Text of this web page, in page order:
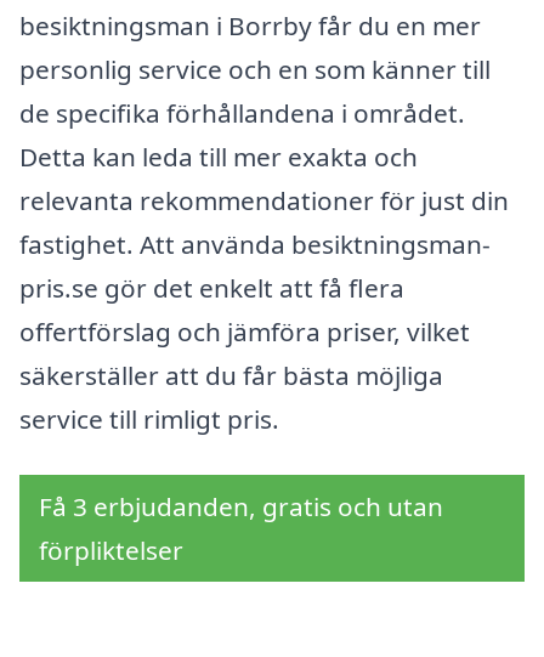
besiktningsman i Borrby får du en mer
personlig service och en som känner till
de specifika förhållandena i området.
Detta kan leda till mer exakta och
relevanta rekommendationer för just din
fastighet. Att använda besiktningsman-
pris.se gör det enkelt att få flera
offertförslag och jämföra priser, vilket
säkerställer att du får bästa möjliga
service till rimligt pris.
Få 3 erbjudanden, gratis och utan
förpliktelser